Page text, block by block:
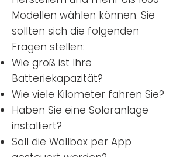
Modellen wählen können. Sie
sollten sich die folgenden
Fragen stellen:
Wie groß ist Ihre
Batteriekapazität?
Wie viele Kilometer fahren Sie?
Haben Sie eine Solaranlage
installiert?
Soll die Wallbox per App